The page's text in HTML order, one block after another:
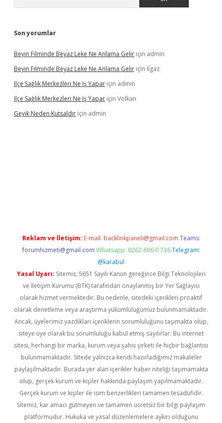
Son yorumlar
Beyin Filminde Beyaz Leke Ne Anlama Gelir için admin
Beyin Filminde Beyaz Leke Ne Anlama Gelir için Ilgaz
Ilçe Sağlık Merkezleri Ne Iş Yapar için admin
Ilçe Sağlık Merkezleri Ne Iş Yapar için Volkan
Geyik Neden Kutsaldır için admin
Reklam ve İletişim: E-mail: backlinkpaneli@gmail.com Teams:
forumhizmeti@gmail.com Whatsapp: 0262 606 0 726 Telegram:
@karabul
Yasal Uyarı: Sitemiz, 5651 Sayılı Kanun gereğince Bilgi Teknolojileri
ve İletişim Kurumu (BTK) tarafından onaylanmış bir Yer Sağlayıcı
olarak hizmet vermektedir. Bu nedenle, sitedeki içerikleri proaktif
olarak denetleme veya araştırma yükümlülüğümüz bulunmamaktadır.
Ancak, üyelerimiz yazdıkları içeriklerin sorumluluğunu taşımakta olup,
siteye üye olarak bu sorumluluğu kabul etmiş sayılırlar. Bu internet
sitesi, herhangi bir marka, kurum veya şahıs şirketi ile hiçbir bağlantısı
bulunmamaktadır. Sitede yalnızca kendi hazırladığımız makaleler
paylaşılmaktadır. Burada yer alan içerikler haber niteliği taşımamakta
olup, gerçek kurum ve kişiler hakkında paylaşım yapılmamaktadır.
Gerçek kurum ve kişiler ile isim benzerlikleri tamamen tesadüfidir.
Sitemiz, kar amacı gütmeyen ve tamamen ücretsiz bir bilgi paylaşım
platformudur. Hukuka ve yasal düzenlemelere aykırı olduğunu